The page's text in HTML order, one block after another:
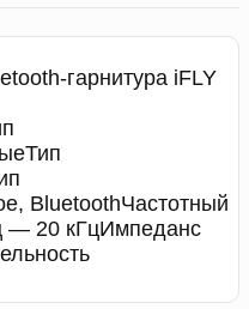
гарнитура iFLY
BluetoothЧастотный
— 20 кГцИмпеданс